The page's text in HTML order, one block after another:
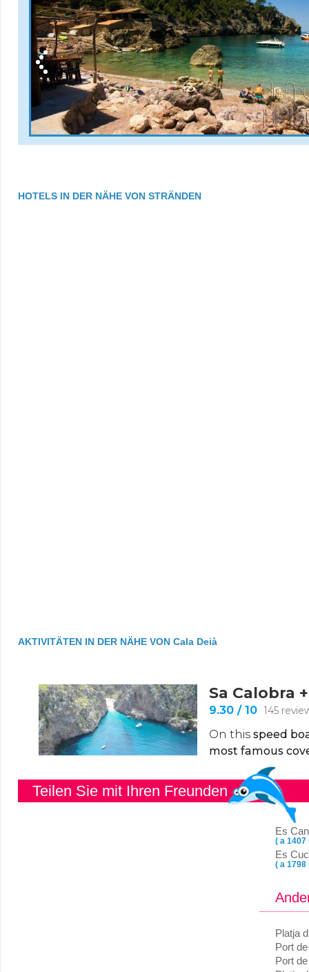
HOTELS IN DER NÄHE VON STRÄNDEN
AKTIVITÄTEN IN DER NÄHE VON Cala Deià
Teilen Sie mit Ihren Freunden
Es
( a 1407
Es
( a 1798
Platja
Port
Port